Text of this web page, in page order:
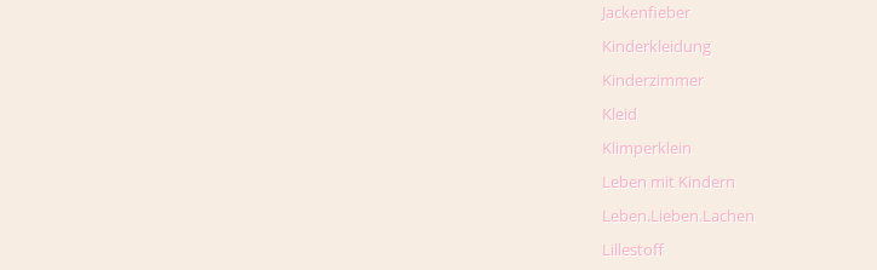
Jackenfieber
Kinderkleidung
Kinderzimmer
Kleid
Klimperklein
Leben mit Kindern
Leben.Lieben.Lachen
Lillestoff